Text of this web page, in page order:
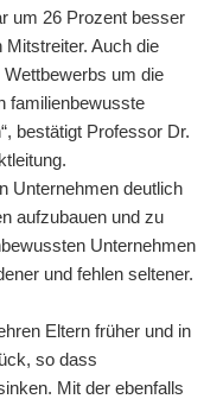
um 26 Prozent besser
Auch die
Wettbewerbs um die
familienbewusste
bestätigt Professor Dr.
Unternehmen deutlich
aufzubauen und zu
Unternehmen
und fehlen seltener.
Eltern früher und in
so dass
Mit der ebenfalls